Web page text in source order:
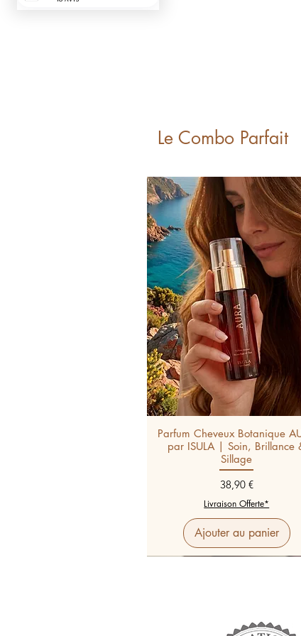
Le Combo Parfait
Parfum Cheveux Botanique
par ISULA | Soin, Brillance
Sillage
Prix
38,90 €
Livraison Offerte*
Ajouter au panier